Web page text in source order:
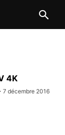
4K
7 décembre 2016